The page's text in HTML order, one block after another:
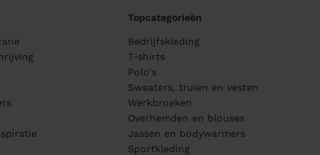
Topcategorieën
Bedrijfskleding
T-shirts
Polo's
Sweaters, truien en vesten
Werkbroeken
Overhemden en blouses
Jassen en bodywarmers
Sportkleding